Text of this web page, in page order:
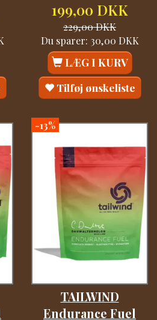
199,00 DKK
229,00 DKK
Du sparer: 30,00 DKK
LÆG I KURV
Tilføj ønskeliste
-13%
TAILWIND
Endurance Fuel